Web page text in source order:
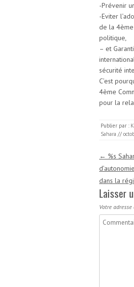
-Prévenir
-Eviter
de la
politique,
– et
sécurité
C’est
4ème
pour la
Publier par :
Sahara //
Navigation
← %s
dans la
Laisser
Votre